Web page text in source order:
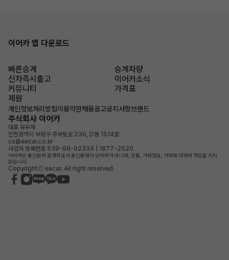
이어카 앱 다운로드
빠른승계
승계차량
신차즉시출고
이어카소식
커뮤니티
가격표
제원
개인정보처리방침이용약관채용공고공지사항브랜드
주식회사 이어카
대표 유우재
인천광역시 부평구 주부토로 236, D동 1514호
cs@eacar.co.kr
사업자 등록번호 539-88-02334 | 1877-2520
이어카는 통신판매 중개자로서 통신판매의 당사자가 아니며, 상품, 거래정보, 거래에 대하여 책임을 지지
않습니다.
Copyrightⓒ eacar. All right reserved.